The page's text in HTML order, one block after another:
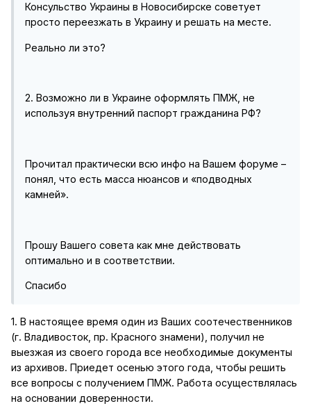
Консульство Украины в Новосибирске советует
просто переезжать в Украину и решать на месте.
Реально ли это?
2. Возможно ли в Украине оформлять ПМЖ, не
используя внутренний паспорт гражданина РФ?
Прочитал практически всю инфо на Вашем форуме –
понял, что есть масса нюансов и «подводных
камней».
Прошу Вашего совета как мне действовать
оптимально и в соответствии.
Спасибо
1. В настоящее время один из Ваших соотечественников
(г. Владивосток, пр. Красного знамени), получил не
выезжая из своего города все необходимые документы
из архивов. Приедет осенью этого года, чтобы решить
все вопросы с получением ПМЖ. Работа осуществлялась
на основании доверенности.